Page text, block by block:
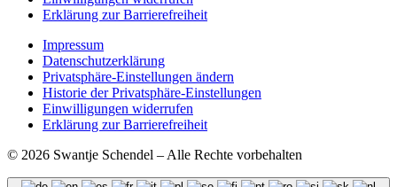
Erklärung zur Barrierefreiheit
Impressum
Datenschutzerklärung
Privatsphäre-Einstellungen ändern
Historie der Privatsphäre-Einstellungen
Einwilligungen widerrufen
Erklärung zur Barrierefreiheit
© 2026 Swantje Schendel – Alle Rechte vorbehalten